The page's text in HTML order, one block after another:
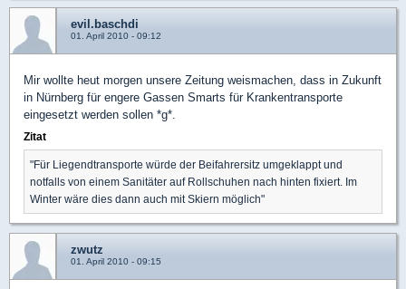
evil.baschdi
01. April 2010 - 09:12
Mir wollte heut morgen unsere Zeitung weismachen, dass in Zukunft
in Nürnberg für engere Gassen Smarts für Krankentransporte
eingesetzt werden sollen *g*.
Zitat
"Für Liegendtransporte würde der Beifahrersitz umgeklappt und
notfalls von einem Sanitäter auf Rollschuhen nach hinten fixiert. Im
Winter wäre dies dann auch mit Skiern möglich"
zwutz
01. April 2010 - 09:15